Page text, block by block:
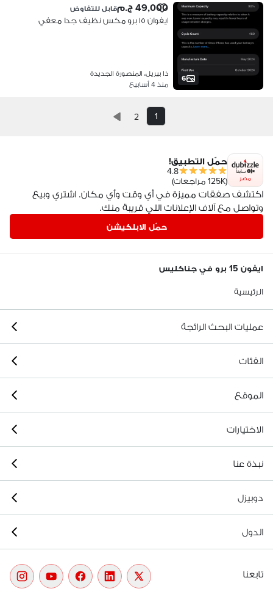
6
49,000 ج.م قابل للتفاوض
ايفوان ١٥ برو مكس نظيف جدا معفي
ذا بيريل، المنصورة الجديدة
منذ 4 أسابيع
1
2
مصر
حمّل التطبيق!
4.8
(125K مراجعات)
اكتشف صفقات مميزة في أي وقت وأي مكان. اشتري وبيع
وتواصل مع آلاف الإعلانات اللي قريبة منك.
حمّل الابلكيشن
ايفون 15 برو في جناكليس
الرئيسية
عمليات البحث الرائجة
الفئات
الموقع
الاختيارات
نبذة عنا
دوبيزل
الدول
تابعنا